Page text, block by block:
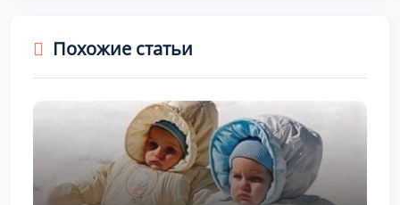
Похожие статьи